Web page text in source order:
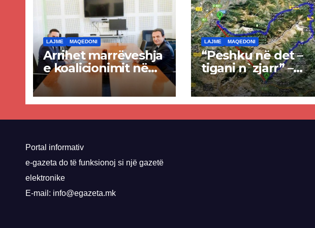
LAJME MAQEDONI
Arrihet marrëveshja
e koalicionimit në
parim mes Kurtit
dhe Abdixhikut
LAJME MAQEDONI
“Peshku në det –
tigani n`zjarr” –
Ende pa u kryer
projekti i tunelit,
komuna e Tetovës
nis punimet për
Portal informativ
e-gazeta do të funksionoj si një gazetë
elektronike
E-mail: info@egazeta.mk